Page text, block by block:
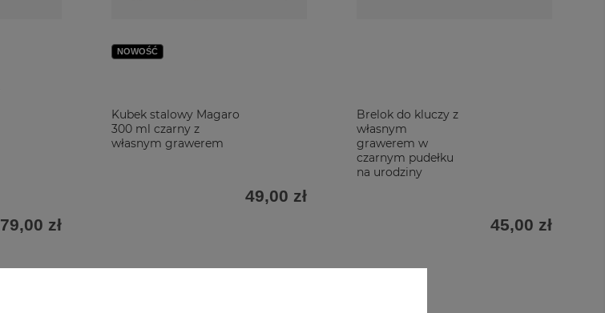
79,00 zł
NOWOŚĆ
Kubek stalowy Magaro
300 ml czarny z
własnym grawerem
49,00 zł
Brelok do kluczy z
własnym
grawerem w
czarnym pudełku
na urodziny
45,00 zł